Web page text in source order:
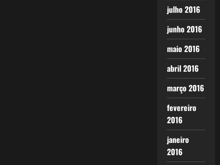
julho 2016
junho 2016
maio 2016
abril 2016
março 2016
fevereiro
2016
janeiro
2016